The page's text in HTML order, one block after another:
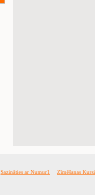
Sazināties ar Numur1 Zīmēšanas Kursi